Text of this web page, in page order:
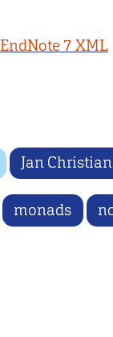
EndNote 7 XML
Jan
monads